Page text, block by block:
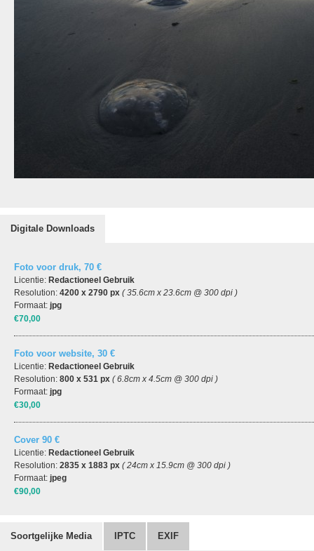
Digitale Downloads
Foto voor druk, 70 €
Licentie: Redactioneel Gebruik
Resolution: 4200 x 2790 px ( 35.6cm x 23.6cm @ 300 dpi )
Formaat: jpg
€70,00
Foto voor website, 30 €
Licentie: Redactioneel Gebruik
Resolution: 800 x 531 px ( 6.8cm x 4.5cm @ 300 dpi )
Formaat: jpg
€30,00
Cover 90 €
Licentie: Redactioneel Gebruik
Resolution: 2835 x 1883 px ( 24cm x 15.9cm @ 300 dpi )
Formaat: jpeg
€90,00
Soortgelijke Media IPTC EXIF